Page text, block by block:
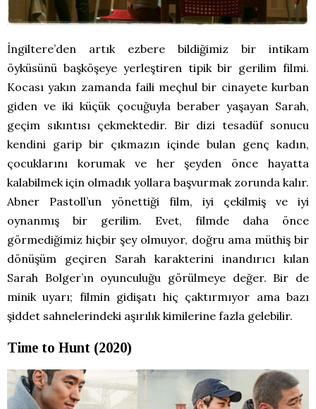
İngiltere’den artık ezbere bildiğimiz bir intikam
öyküsünü başköşeye yerleştiren tipik bir gerilim filmi.
Kocası yakın zamanda faili meçhul bir cinayete kurban
giden ve iki küçük çocuğuyla beraber yaşayan Sarah,
geçim sıkıntısı çekmektedir. Bir dizi tesadüf sonucu
kendini garip bir çıkmazın içinde bulan genç kadın,
çocuklarını korumak ve her şeyden önce hayatta
kalabilmek için olmadık yollara başvurmak zorunda kalır.
Abner Pastoll’un yönettiği film, iyi çekilmiş ve iyi
oynanmış bir gerilim. Evet, filmde daha önce
görmediğimiz hiçbir şey olmuyor, doğru ama müthiş bir
dönüşüm geçiren Sarah karakterini inandırıcı kılan
Sarah Bolger’ın oyunculuğu görülmeye değer. Bir de
minik uyarı; filmin gidişatı hiç çaktırmıyor ama bazı
şiddet sahnelerindeki aşırılık kimilerine fazla gelebilir.
Time to Hunt (2020)